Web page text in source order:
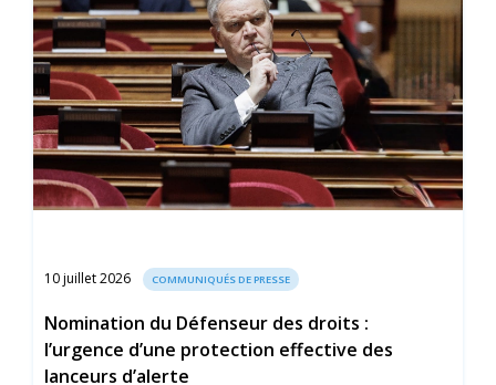
10 juillet 2026 COMMUNIQUÉS DE PRESSE
Nomination du Défenseur des droits :
l’urgence d’une protection effective des
lanceurs d’alerte